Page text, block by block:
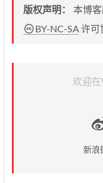
版权声明： 本博
BY-NC-SA许可
欢迎
新浪